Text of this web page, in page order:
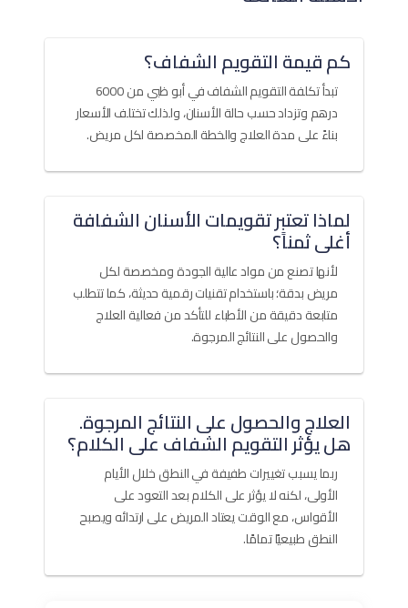
كم قيمة التقويم الشفاف؟
تبدأ تكلفة التقويم الشفاف في أبو ظبي من 6000
درهم وتزداد حسب حالة الأسنان، ولذلك تختلف الأسعار
بناءً على مدة العلاج والخطة المخصصة لكل مريض.
لماذا تعتبر تقويمات الأسنان الشفافة
أغلى ثمناً؟
لأنها تصنع من مواد عالية الجودة ومخصصة لكل
مريض بدقة؛ باستخدام تقنيات رقمية حديثة، كما تتطلب
متابعة دقيقة من الأطباء للتأكد من فعالية العلاج
والحصول على النتائج المرجوة.
العلاج والحصول على النتائج المرجوة.
هل يؤثر التقويم الشفاف على الكلام؟
ربما يسبب تغييرات طفيفة في النطق خلال الأيام
الأولى، لكنه لا يؤثر على الكلام بعد التعود على
الأقواس، مع الوقت يعتاد المريض على ارتدائه ويصبح
النطق طبيعيًا تمامًا.